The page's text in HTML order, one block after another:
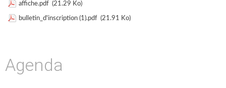
affiche.pdf (21.29 Ko)
bulletin_d'inscription (1).pdf (21.91 Ko)
Agenda